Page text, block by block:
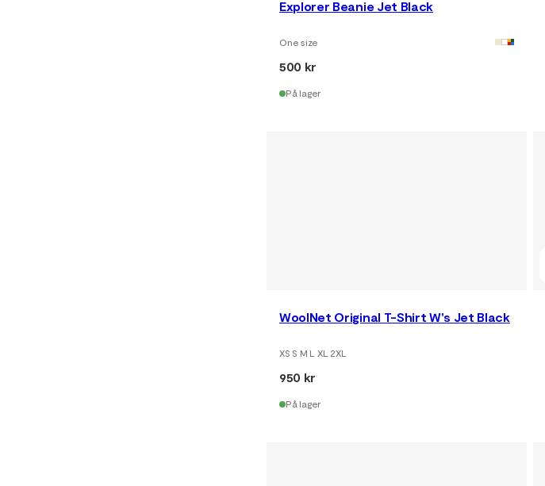
Explorer Beanie Jet Black
One size
500 kr
På lager
WoolNet Original T-Shirt W's Jet Black
XS S M L XL 2XL
950 kr
På lager